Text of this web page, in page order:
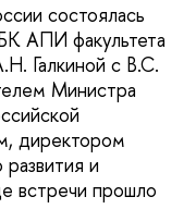
состоялась
АПИ факультета
Галкиной с В.С.
Министра
директором
и
встречи прошло